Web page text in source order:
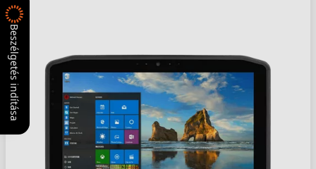
Beszélgetés indítása